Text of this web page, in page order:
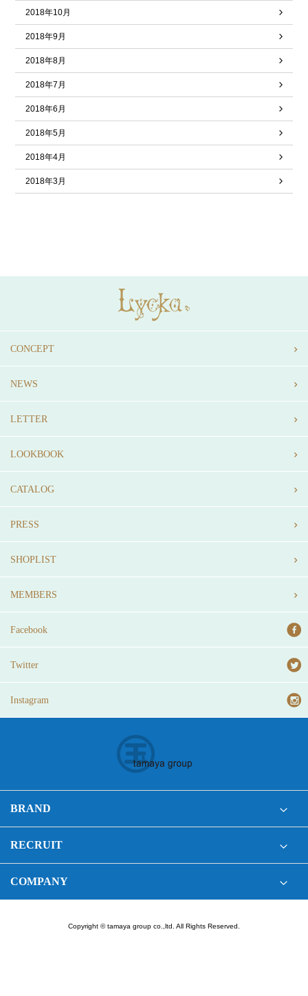
2018年10月
2018年9月
2018年8月
2018年7月
2018年6月
2018年5月
2018年4月
2018年3月
CONCEPT
NEWS
LETTER
LOOKBOOK
CATALOG
PRESS
SHOPLIST
MEMBERS
Facebook
Twitter
Instagram
BRAND
RECRUIT
COMPANY
Copyright © tamaya group co.,ltd. All Rights Reserved.